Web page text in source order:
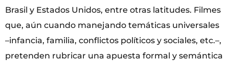
Brasil y Estados Unidos, entre otras latitudes. Filmes
que, aún cuando manejando temáticas universales
–infancia, familia, conflictos políticos y sociales, etc.–,
pretenden rubricar una apuesta formal y semántica